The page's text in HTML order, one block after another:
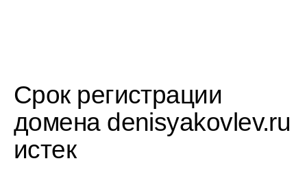
Срок регистрации
домена denisyakovlev.ru
истек